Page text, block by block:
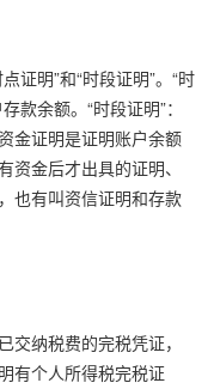
证明”和“时段证明”。“时
款余额。“时段证明”：
金证明是证明账户余额
金后才出具的证明、
也有叫资信证明和存款
纳税费的完税凭证，
有个人所得税完税证